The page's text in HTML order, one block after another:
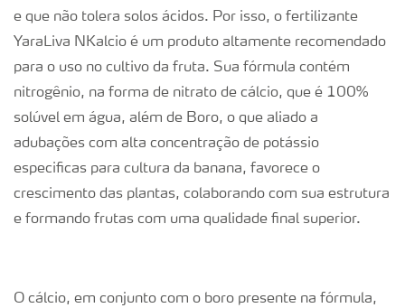
e que não tolera solos ácidos. Por isso, o fertilizante
YaraLiva NKalcio é um produto altamente recomendado
para o uso no cultivo da fruta. Sua fórmula contém
nitrogênio, na forma de nitrato de cálcio, que é 100%
solúvel em água, além de Boro, o que aliado a
adubações com alta concentração de potássio
especificas para cultura da banana, favorece o
crescimento das plantas, colaborando com sua estrutura
e formando frutas com uma qualidade final superior.
O cálcio, em conjunto com o boro presente na fórmula,